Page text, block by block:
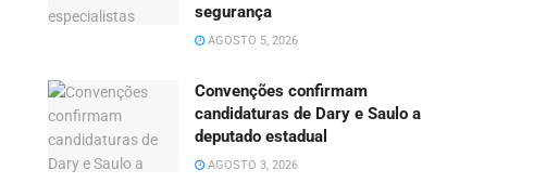
segurança
AGOSTO 5, 2026
Convenções confirmam
candidaturas de Dary e Saulo a
deputado estadual
AGOSTO 3, 2026